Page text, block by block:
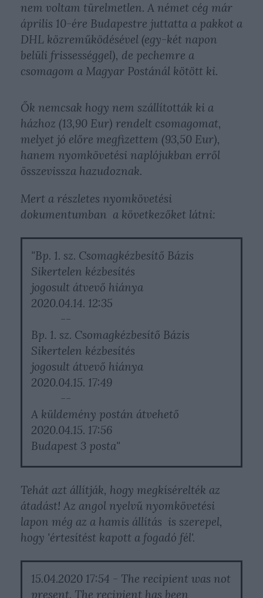
nem voltam türelmetlen. A német cég már
április 10-ére Budapestre juttatta a pakkot a
DHL közreműködésével (egy-két napon
belüli frissességgel), de pechemre a
csomagom a Magyar Postánál kötött ki.
Ők nemcsak hogy nem szállították ki a
házhoz (13,90 Eur) rendelt csomagomat,
melyet jó előre megfizettem (93,50 Eur),
hanem nyomkövetési naplójukban erről
összevissza hazudoznak.
Mert a részletes nyomkövetési
dokumentumban a következőket látni:
"Bp. 1. sz. Csomagkézbesítő Bázis
Sikertelen kézbesítés
jogosult átvevő hiánya
2020.04.14. 12:35
--
Bp. 1. sz. Csomagkézbesítő Bázis
Sikertelen kézbesítés
jogosult átvevő hiánya
2020.04.15. 17:49
--
A küldemény postán átvehető
2020.04.15. 17:56
Budapest 3 posta"
Tehát azt állítják, hogy megkísérelték az
átadást! Az angol nyelvű nyomkövetési
lapon még az a hamis állítás is szerepel,
hogy 'értesítést kapott a fogadó fél'.
15.04.2020 17:54 - The recipient was not
present. The recipient has been